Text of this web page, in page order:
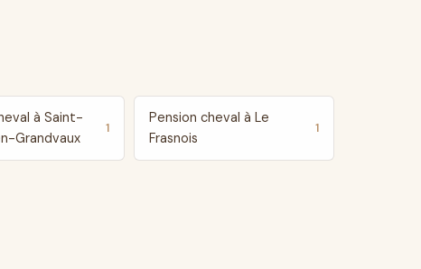
à Saint-
Grandvaux
1
Pension cheval à Le
Frasnois
1